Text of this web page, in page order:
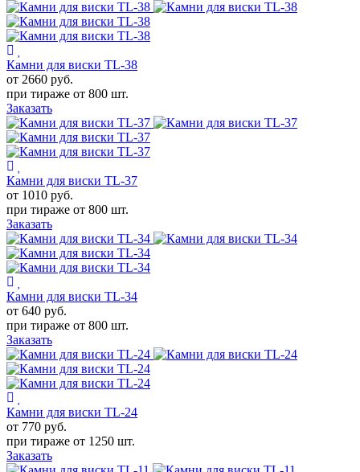
Камни для виски TL-38
от 2660 руб.
при тираже от 800 шт.
Заказать
Камни для виски TL-37
от 1010 руб.
при тираже от 800 шт.
Заказать
Камни для виски TL-34
от 640 руб.
при тираже от 800 шт.
Заказать
Камни для виски TL-24
от 770 руб.
при тираже от 1250 шт.
Заказать